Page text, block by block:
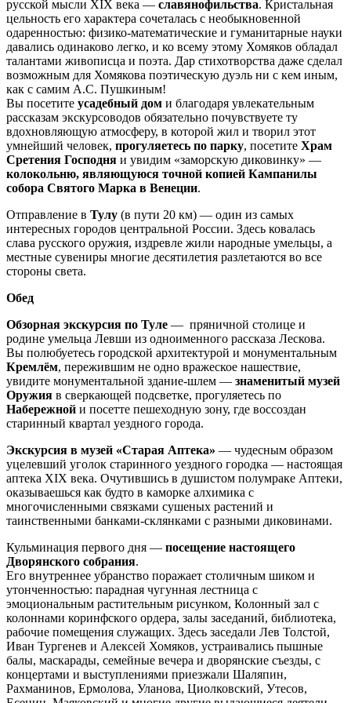
русской мысли XIX века — славянофильства. Кристальная
цельность его характера сочеталась с необыкновенной
одаренностью: физико-математические и гуманитарные науки
давались одинаково легко, и ко всему этому Хомяков обладал
талантами живописца и поэта. Дар стихотворства даже сделал
возможным для Хомякова поэтическую дуэль ни с кем иным,
как с самим А.С. Пушкиным!
Вы посетите усадебный дом и благодаря увлекательным
рассказам экскурсоводов обязательно почувствуете ту
вдохновляющую атмосферу, в которой жил и творил этот
умнейший человек, прогуляетесь по парку, посетите Храм
Сретения Господня и увидим «заморскую диковинку» —
колокольню, являющуюся точной копией Кампанилы
собора Святого Марка в Венеции.
Отправление в Тулу (в пути 20 км) — один из самых
интересных городов центральной России. Здесь ковалась
слава русского оружия, издревле жили народные умельцы, а
местные сувениры многие десятилетия разлетаются во все
стороны света.
Обед
Обзорная экскурсия по Туле — пряничной столице и
родине умельца Левши из одноименного рассказа Лескова.
Вы полюбуетесь городской архитектурой и монументальным
Кремлём, пережившим не одно вражеское нашествие,
увидите монументальной здание-шлем — знаменитый музей
Оружия в сверкающей подсветке, прогуляетесь по
Набережной и посетте пешеходную зону, где воссоздан
старинный квартал уездного города.
Экскурсия в музей «Старая Аптека» — чудесным образом
уцелевший уголок старинного уездного городка — настоящая
аптека XIX века. Очутившись в душистом полумраке Аптеки,
оказываешься как будто в каморке алхимика с
многочисленными связками сушеных растений и
таинственными банками-склянками с разными диковинами.
Кульминация первого дня — посещение настоящего
Дворянского собрания.
Его внутреннее убранство поражает столичным шиком и
утонченностью: парадная чугунная лестница с
эмоциональным растительным рисунком, Колонный зал с
колоннами коринфского ордера, залы заседаний, библиотека,
рабочие помещения служащих. Здесь заседали Лев Толстой,
Иван Тургенев и Алексей Хомяков, устраивались пышные
балы, маскарады, семейные вечера и дворянские съезды, с
концертами и выступлениями приезжали Шаляпин,
Рахманинов, Ермолова, Уланова, Циолковский, Утесов,